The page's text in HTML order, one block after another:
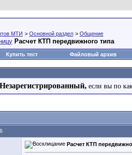
МТИ > Основной раздел > Общение
Расчет КТП передвижного типа
Купить тест Файловый архив
Незарегистрированный, если вы по
Расчет КТП